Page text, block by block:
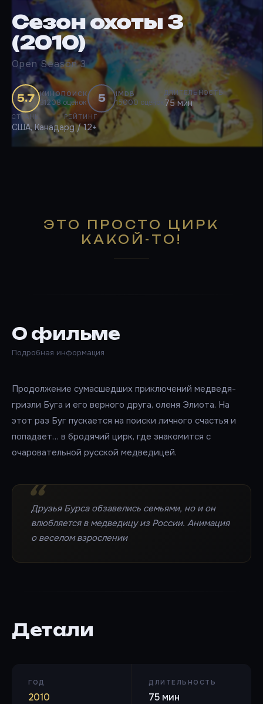
Сезон охоты 3
(2010)
Open Season 3
5.7 КИНОПОИСК
31208 оценок 5 IMDB
15000 оценок
ДЛИТЕЛЬНОСТЬ
75 мин
СТРАНЫ
США, Канада
РЕЙТИНГ
pg / 12+
ЭТО ПРОСТО ЦИРК
КАКОЙ-ТО!
О фильме
Подробная информация
Продолжение сумасшедших приключений медведя-
гризли Буга и его верного друга, оленя Элиота. На
этот раз Буг пускается на поиски личного счастья и
попадает… в бродячий цирк, где знакомится с
очаровательной русской медведицей.
Друзья Бурса обзавелись семьями, но и он
влюбляется в медведицу из России. Анимация
о веселом взрослении
Детали
ГОД
2010
ДЛИТЕЛЬНОСТЬ
75 мин